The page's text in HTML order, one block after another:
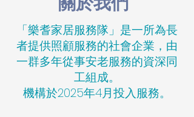
「樂耆家居服務隊」是一所為長
者提供照顧服務的社會企業，由
一群多年從事安老服務的資深同
工組成。
機構於2025年4月投入服務。